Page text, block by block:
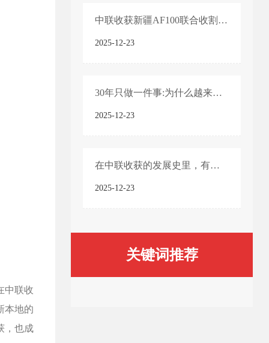
中联收
本地的
，也成
中联收获新疆AF100联合收割机产品技术亮点
2025-12-23
30年只做一件事:为什么越来越多农机手认准「中联收获」?
2025-12-23
在中联收获的发展史里，有一个绕不开的名字——“新疆-2”
2025-12-23
关键词推荐